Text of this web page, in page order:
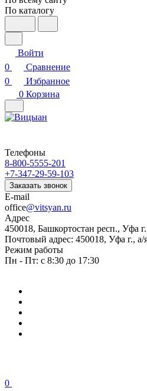
По каталогу
Войти
0
Сравнение
0
Избранное
0 Корзина
Телефоны
8-800-5555-201
+7-347-29-59-103
Заказать звонок
E-mail
office@vitsyan.ru
Адрес
450018, Башкортостан респ., Уфа
Почтовый адрес: 450018, Уфа г., а/
Режим работы
Пн - Пт: с 8:30 до 17:30
0